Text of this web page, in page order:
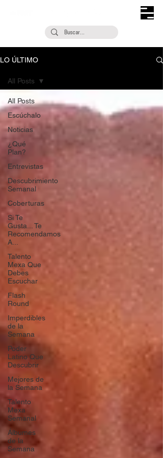
LO ÚLTIMO
All Posts
Escúchalo
Noticias
¿Qué
Plan?
Entrevistas
Descubrimiento
Semanal
Coberturas
Si Te
Gusta... Te
Recomendamos
A...
Talento
Mexa Que
Debes
Escuchar
Flash
Round
Imperdibles
de la
Semana
Poder
Latino Que
Descubrir
Mejores de
la Semana
Talento
Mexa
Semanal
Álbumes
de la
Semana
All Posts